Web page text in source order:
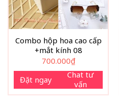
Combo hộp hoa cao cấp
+mắt kính 08
700.000₫
Đặt ngay
Chat tư
vấn